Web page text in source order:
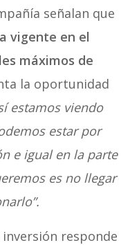
señalan que
vigente en el
máximos de
la oportunidad
estamos viendo
estar por
e igual en la parte
es no llegar
responde